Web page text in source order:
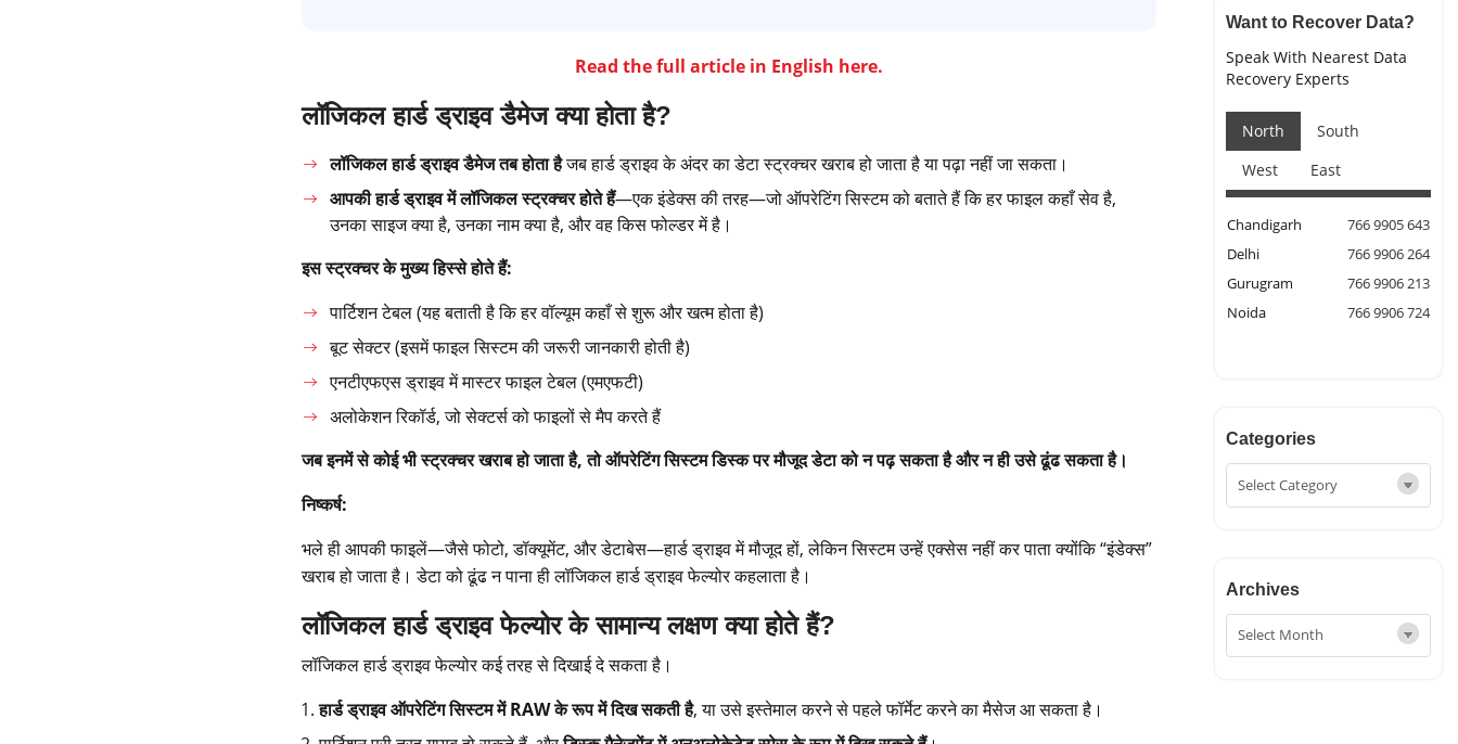
Read the full article in English here.
लॉजिकल हार्ड ड्राइव डैमेज क्या होता है?
लॉजिकल हार्ड ड्राइव डैमेज तब होता हैजब हार्ड ड्राइव के अंदर का डेटा स्ट्रक्चर खराब हो जाता है या पढ़ा नहीं जा सकता।
आपकी हार्ड ड्राइव में लॉजिकल स्ट्रक्चर होते हैं—एक इंडेक्स की तरह—जो ऑपरेटिंग सिस्टम को बताते हैं कि हर फाइल कहाँ सेव है,
उनका साइज क्या है, उनका नाम क्या है, और वह किस फोल्डर में है।
इस स्ट्रक्चर के मुख्य हिस्से होते हैं:
पार्टिशन टेबल (यह बताती है कि हर वॉल्यूम कहाँ से शुरू और खत्म होता है)
बूट सेक्टर (इसमें फाइल सिस्टम की जरूरी जानकारी होती है)
एनटीएफएस ड्राइव में मास्टर फाइल टेबल (एमएफटी)
अलोकेशन रिकॉर्ड, जो सेक्टर्स को फाइलों से मैप करते हैं
जब इनमें से कोई भी स्ट्रक्चर खराब हो जाता है, तो ऑपरेटिंग सिस्टम डिस्क पर मौजूद डेटा को न पढ़ सकता है और न ही उसे ढूंढ सकता है।
निष्कर्ष:
भले ही आपकी फाइलें—जैसे फोटो, डॉक्यूमेंट, और डेटाबेस—हार्ड ड्राइव में मौजूद हों, लेकिन सिस्टम उन्हें एक्सेस नहीं कर पाता क्योंकि “इंडेक्स”
खराब हो जाता है। डेटा को ढूंढ न पाना ही लॉजिकल हार्ड ड्राइव फेल्योर कहलाता है।
लॉजिकल हार्ड ड्राइव फेल्योर के सामान्य लक्षण क्या होते हैं?
लॉजिकल हार्ड ड्राइव फेल्योर कई तरह से दिखाई दे सकता है।
हार्ड ड्राइव ऑपरेटिंग सिस्टम में RAW के रूप में दिख सकती है, या उसे इस्तेमाल करने से पहले फॉर्मेट करने का मैसेज आ सकता है।
Want to Recover Data?
Speak With Nearest Data
Recovery Experts
North
South
West
East
Chandigarh
766 9905 643
Delhi
766 9906 264
Gurugram
766 9906 213
Noida
766 9906 724
Categories
Archives